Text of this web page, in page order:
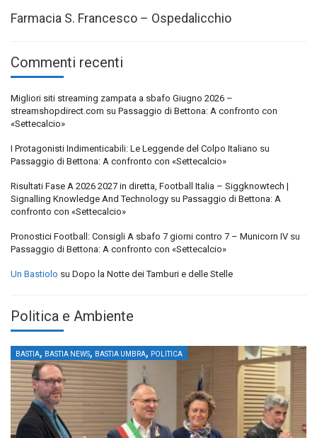
Farmacia S. Francesco – Ospedalicchio
Commenti recenti
Migliori siti streaming zampata a sbafo Giugno 2026 –
streamshopdirect.com su Passaggio di Bettona: A confronto con
«Settecalcio»
I Protagonisti Indimenticabili: Le Leggende del Colpo Italiano su
Passaggio di Bettona: A confronto con «Settecalcio»
Risultati Fase A 2026 2027 in diretta, Football Italia – Siggknowtech |
Signalling Knowledge And Technology su Passaggio di Bettona: A
confronto con «Settecalcio»
Pronostici Football: Consigli A sbafo 7 giorni contro 7 – Municorn IV su
Passaggio di Bettona: A confronto con «Settecalcio»
Un Bastiolo su Dopo la Notte dei Tamburi e delle Stelle
Politica e Ambiente
BASTIA, BASTIA NEWS, BASTIA UMBRA, POLITICA